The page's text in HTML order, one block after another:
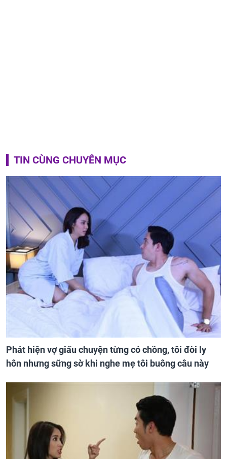
TIN CÙNG CHUYÊN MỤC
Phát hiện vợ giấu chuyện từng có chồng, tôi đòi ly
hôn nhưng sững sờ khi nghe mẹ tôi buông câu này